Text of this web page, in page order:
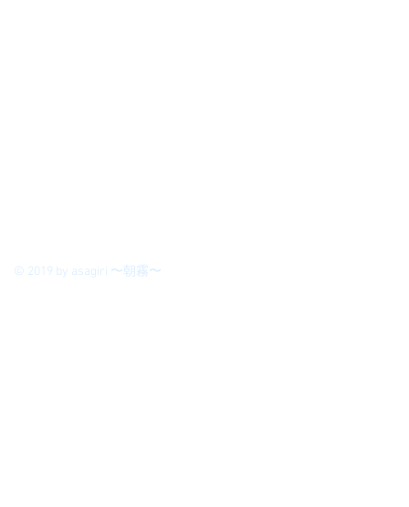
© 2019 by asagiri 〜朝霧〜